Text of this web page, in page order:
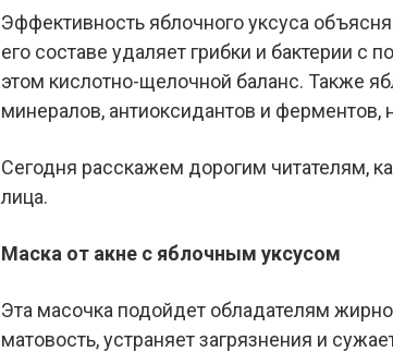
Эффективность яблочного уксуса
его составе удаляет грибки и бактерии с
этом кислотно-щелочной баланс. Также
минералов, антиоксидантов и
Сегодня расскажем дорогим читателям,
лица.
Маска от акне с яблочным уксусом
Эта масочка подойдет обладателям
матовость, устраняет загрязнения и